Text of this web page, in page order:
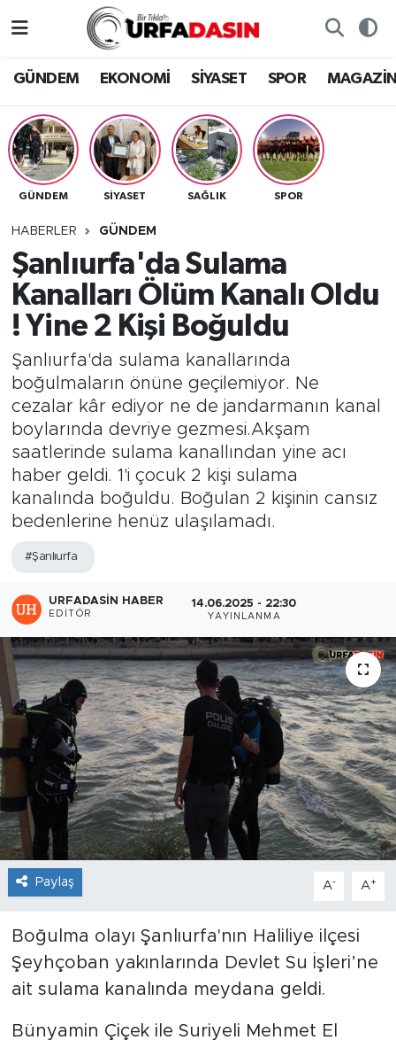
GÜNDEM EKONOMİ SİYASET SPOR
GÜNDEM SİYASET SAĞLIK SPOR
HABERLER GÜNDEM
Şanlıurfa'da Sulama
Kanalları Ölüm Kanalı Oldu
! Yine 2 Kişi Boğuldu
Şanlıurfa'da sulama kanallarında
boğulmaların önüne geçilemiyor. Ne
cezalar kâr ediyor ne de jandarmanın kanal
boylarında devriye gezmesi.Akşam
saatlerinde sulama kanallından yine acı
haber geldi. 1'i çocuk 2 kişi sulama
kanalında boğuldu. Boğulan 2 kişinin cansız
bedenlerine henüz ulaşılamadı.
#Şanlıurfa
URFADASIN HABER
EDITÖR
14.06.2025 - 22:30
YAYINLANMA
Paylaş A- A+
Boğulma olayı Şanlıurfa'nın Haliliye ilçesi
Şeyhçoban yakınlarında Devlet Su İşleri’ne
ait sulama kanalında meydana geldi.
Bünyamin Çiçek ile Suriyeli Mehmet El
EKONOMİ
SİYASET
SPOR
SAĞLIK
TEKNOLOJİ
OTOMOBİL
Gizlilik ve Güvenlik Politikası
İletişim
Nöbetçi Eczaneler
Hava Durumu
Namaz Vakitleri
Trafik Durumu
Tüm Manşetler
Son Dakika Haberleri
Haber Arşivi